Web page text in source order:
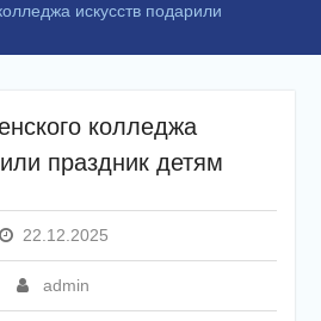
искусств подарили
колледжа
праздник детям
22.12.2025
admin